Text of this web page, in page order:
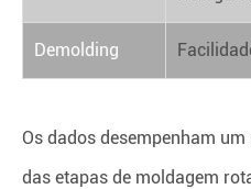
Demolding
Os dados desempenham
das etapas de moldagem